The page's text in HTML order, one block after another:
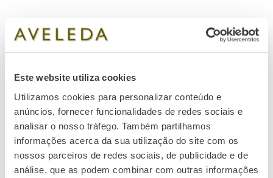
Este website utiliza cookies
Utilizamos cookies para personalizar conteúdo e
anúncios, fornecer funcionalidades de redes sociais e
analisar o nosso tráfego. Também partilhamos
informações acerca da sua utilização do site com os
nossos parceiros de redes sociais, de publicidade e de
análise, que as podem combinar com outras informações